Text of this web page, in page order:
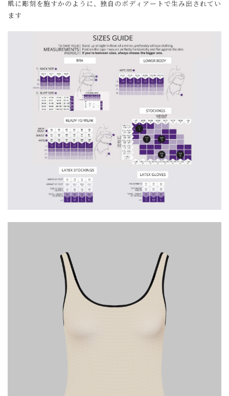
肌に彫刻を施すかのように、独自のボディアートで生み出されてい
ます